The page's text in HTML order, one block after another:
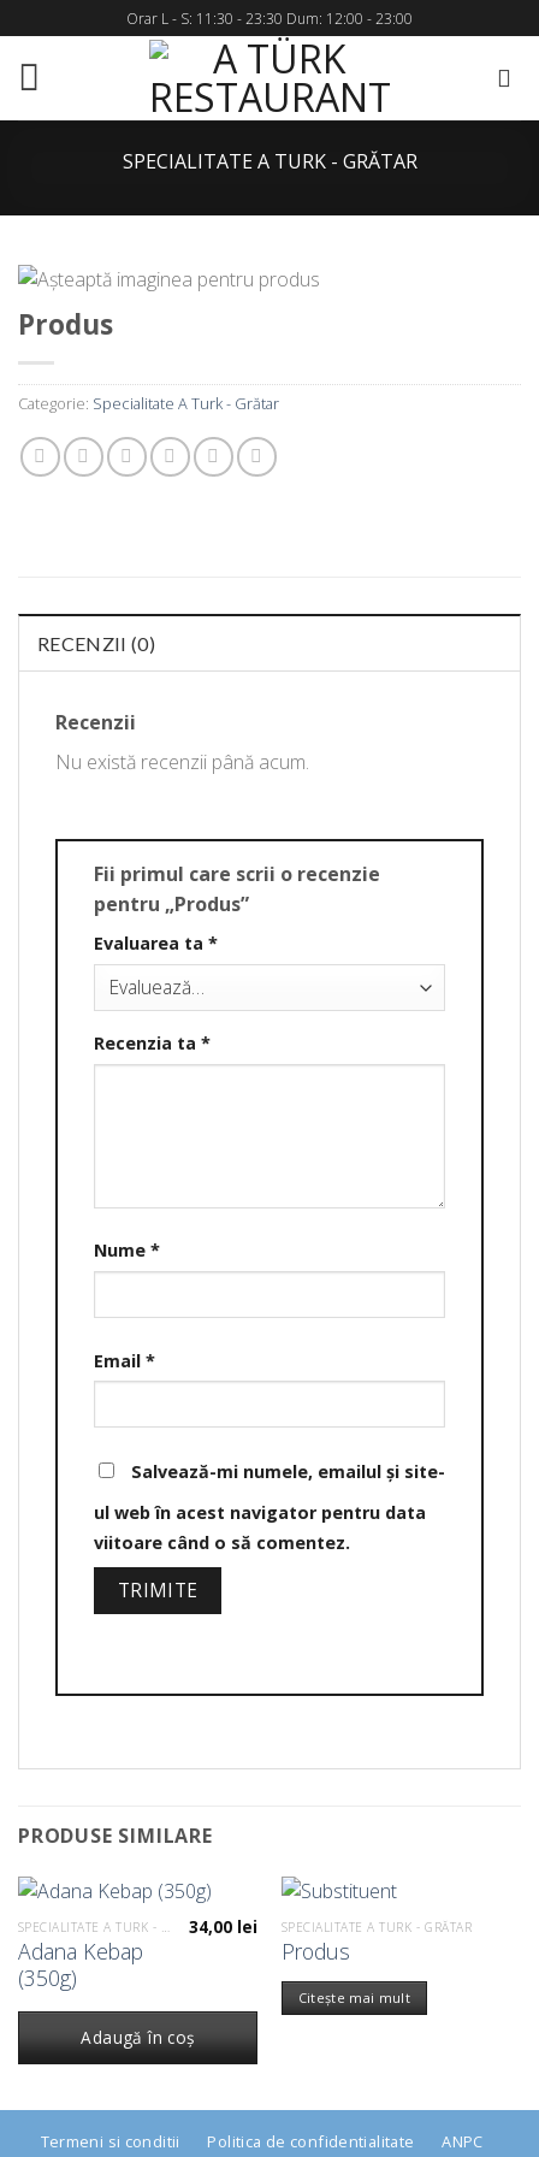
to
content
Orar L - S: 11:30 - 23:30 Dum: 12:00 - 23:00
SPECIALITATE A TURK - GRĂTAR
Produs
Categorie: Specialitate A Turk - Grătar
RECENZII (0)
Recenzii
Nu există recenzii până acum.
Fii primul care scrii o recenzie
pentru „Produs”
Evaluarea ta *
Recenzia ta *
Nume *
Email *
Salvează-mi numele, emailul și site-
ul web în acest navigator pentru data
viitoare când o să comentez.
PRODUSE SIMILARE
SPECIALITATE A TURK - GRĂTAR
Adana Kebap
(350g)
34,00 lei
Adaugă în coș
SPECIALITATE A TURK - GRĂTAR
Produs
Citește mai mult
Termeni si conditii Politica de confidentialitate ANPC